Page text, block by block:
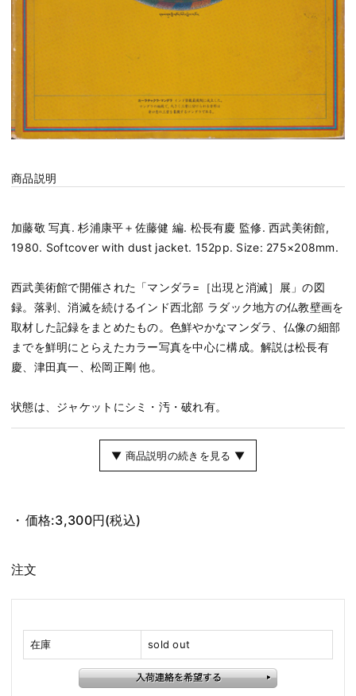
商品説明
加藤敬 写真. 杉浦康平＋佐藤健 編. 松長有慶 監修. 西武美術館,
1980. Softcover with dust jacket. 152pp. Size: 275×208mm.
西武美術館で開催された「マンダラ=［出現と消滅］展」の図
録。落剥、消滅を続けるインド西北部 ラダック地方の仏教壁画を
取材した記録をまとめたもの。色鮮やかなマンダラ、仏像の細部
までを鮮明にとらえたカラー写真を中心に構成。解説は松長有
慶、津田真一、松岡正剛 他。
状態は、ジャケットにシミ・汚・破れ有。
▼ 商品説明の続きを見る ▼
価格:3,300円(税込)
注文
在庫 sold out